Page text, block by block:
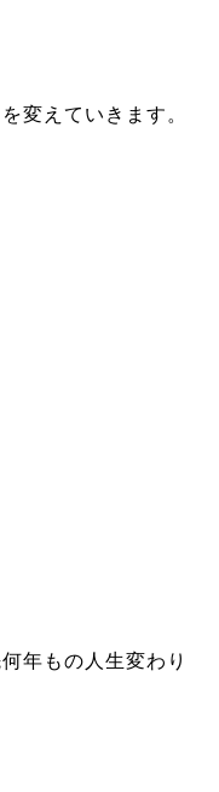
変えていきます。
年もの人生変わり